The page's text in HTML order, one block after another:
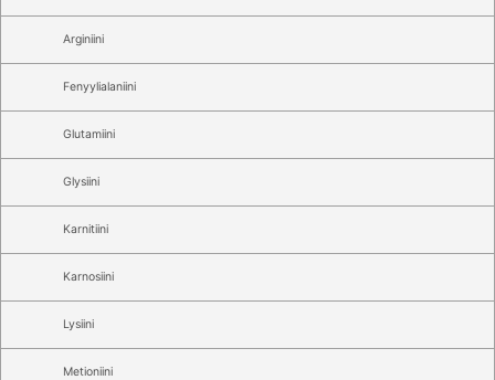
Arginiini
Fenyylialaniini
Glutamiini
Glysiini
Karnitiini
Karnosiini
Lysiini
Metioniini